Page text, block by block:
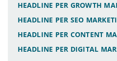
HEADLINE PER GROWTH
HEADLINE PER SEO
HEADLINE PER CONTENT
HEADLINE PER DIGITAL